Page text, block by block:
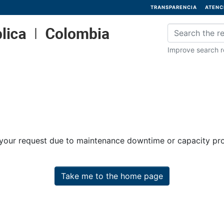
TRANSPARENCIA
Improve search
request due to maintenance downtime or capacity
Take me to the home page